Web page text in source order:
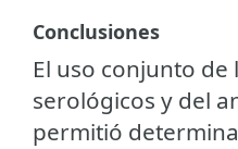
Conclusiones
El uso conjunto
serológicos y del
permitió